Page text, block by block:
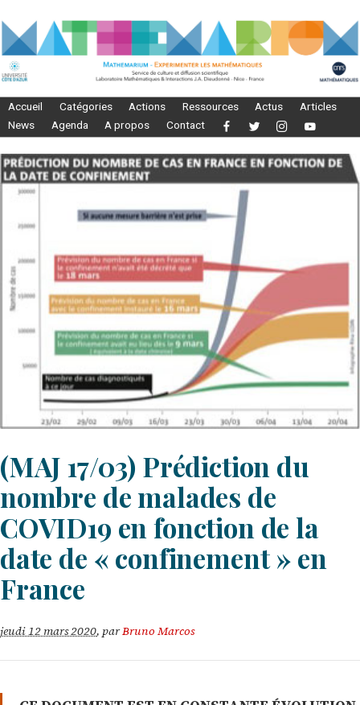
Accueil Catégories Actions Ressources Actus
Articles
News
Agenda A propos Contact
(MAJ 17/03) Prédiction du
nombre de malades de
COVID19 en fonction de la
date de « confinement » en
France
jeudi 12 mars 2020, parBruno Marcos